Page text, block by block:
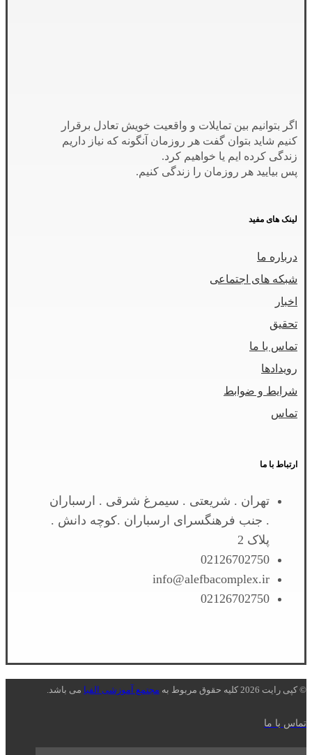
اگر بتوانیم بین تمایلات و واقعیت خویش تعادل برقرار
کنیم شاید بتوان گفت هر روزمان آنگونه که نیاز داریم
زندگی کرده ایم یا خواهیم کرد.
پس بیایید هر روزمان را زندگی کنیم.
لینک های مفید
درباره ما
شبکه های اجتماعی
اخبار
تحقیق
تماس با ما
رویدادها
شرایط و ضوابط
تماس
ارتباط با ما
تهران . شریعتی . سیمرغ شرقی . ارسباران
. جنب فرهنگسرای ارسباران .کوچه دانش .
پلاک 2
02126702750
info@alefbacomplex.ir
02126702750
© کپی رایت 2026 کلیه حقوق مربوط به مجتمع آموزشی الفبا می باشد.
تماس با ما